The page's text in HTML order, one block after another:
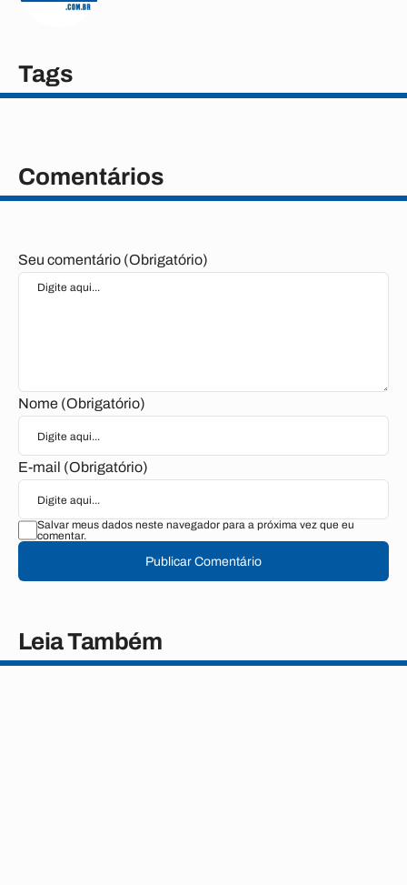
Tags
Comentários
Seu comentário (Obrigatório)
Nome (Obrigatório)
E-mail (Obrigatório)
Salvar meus dados neste navegador para a próxima vez que eu
comentar.
Publicar Comentário
Leia Também